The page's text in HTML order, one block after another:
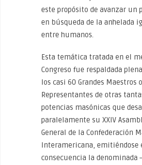
este propósito de avanzar un
en búsqueda de la anhelada
entre humanos.
Esta temática tratada en el
Congreso fue respaldada
los casi 60 Grandes Maestros
Representantes de otras
potencias masónicas que
paralelamente su XXIV
General de la Confederación
Interamericana, emitiéndose
consecuencia la denominada